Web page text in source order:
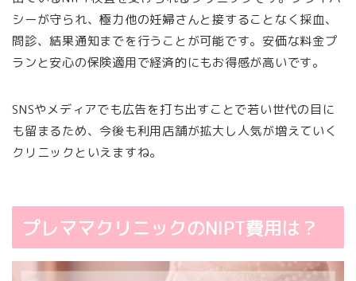
シーが守られ、極力他の妊婦さんと接することなく採血、
問診、結果通知までを行うことが可能です。安価な料金プ
ランと安心の保険適用で経済的にもお得感が高いです。
SNSやメディアでも広告を打ち出すことで若い世代の目に
も留まるため、今後も利用店舗が拡大し人気が増えていく
クリニックといえますね。
プレママクリニックのNIPT費用は？